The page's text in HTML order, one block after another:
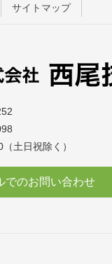
サイトマップ
土日祝除く）
でのお問い合わせ